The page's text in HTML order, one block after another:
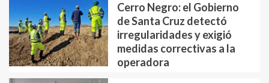
Cerro Negro: el Gobierno
de Santa Cruz detectó
irregularidades y exigió
medidas correctivas a la
operadora